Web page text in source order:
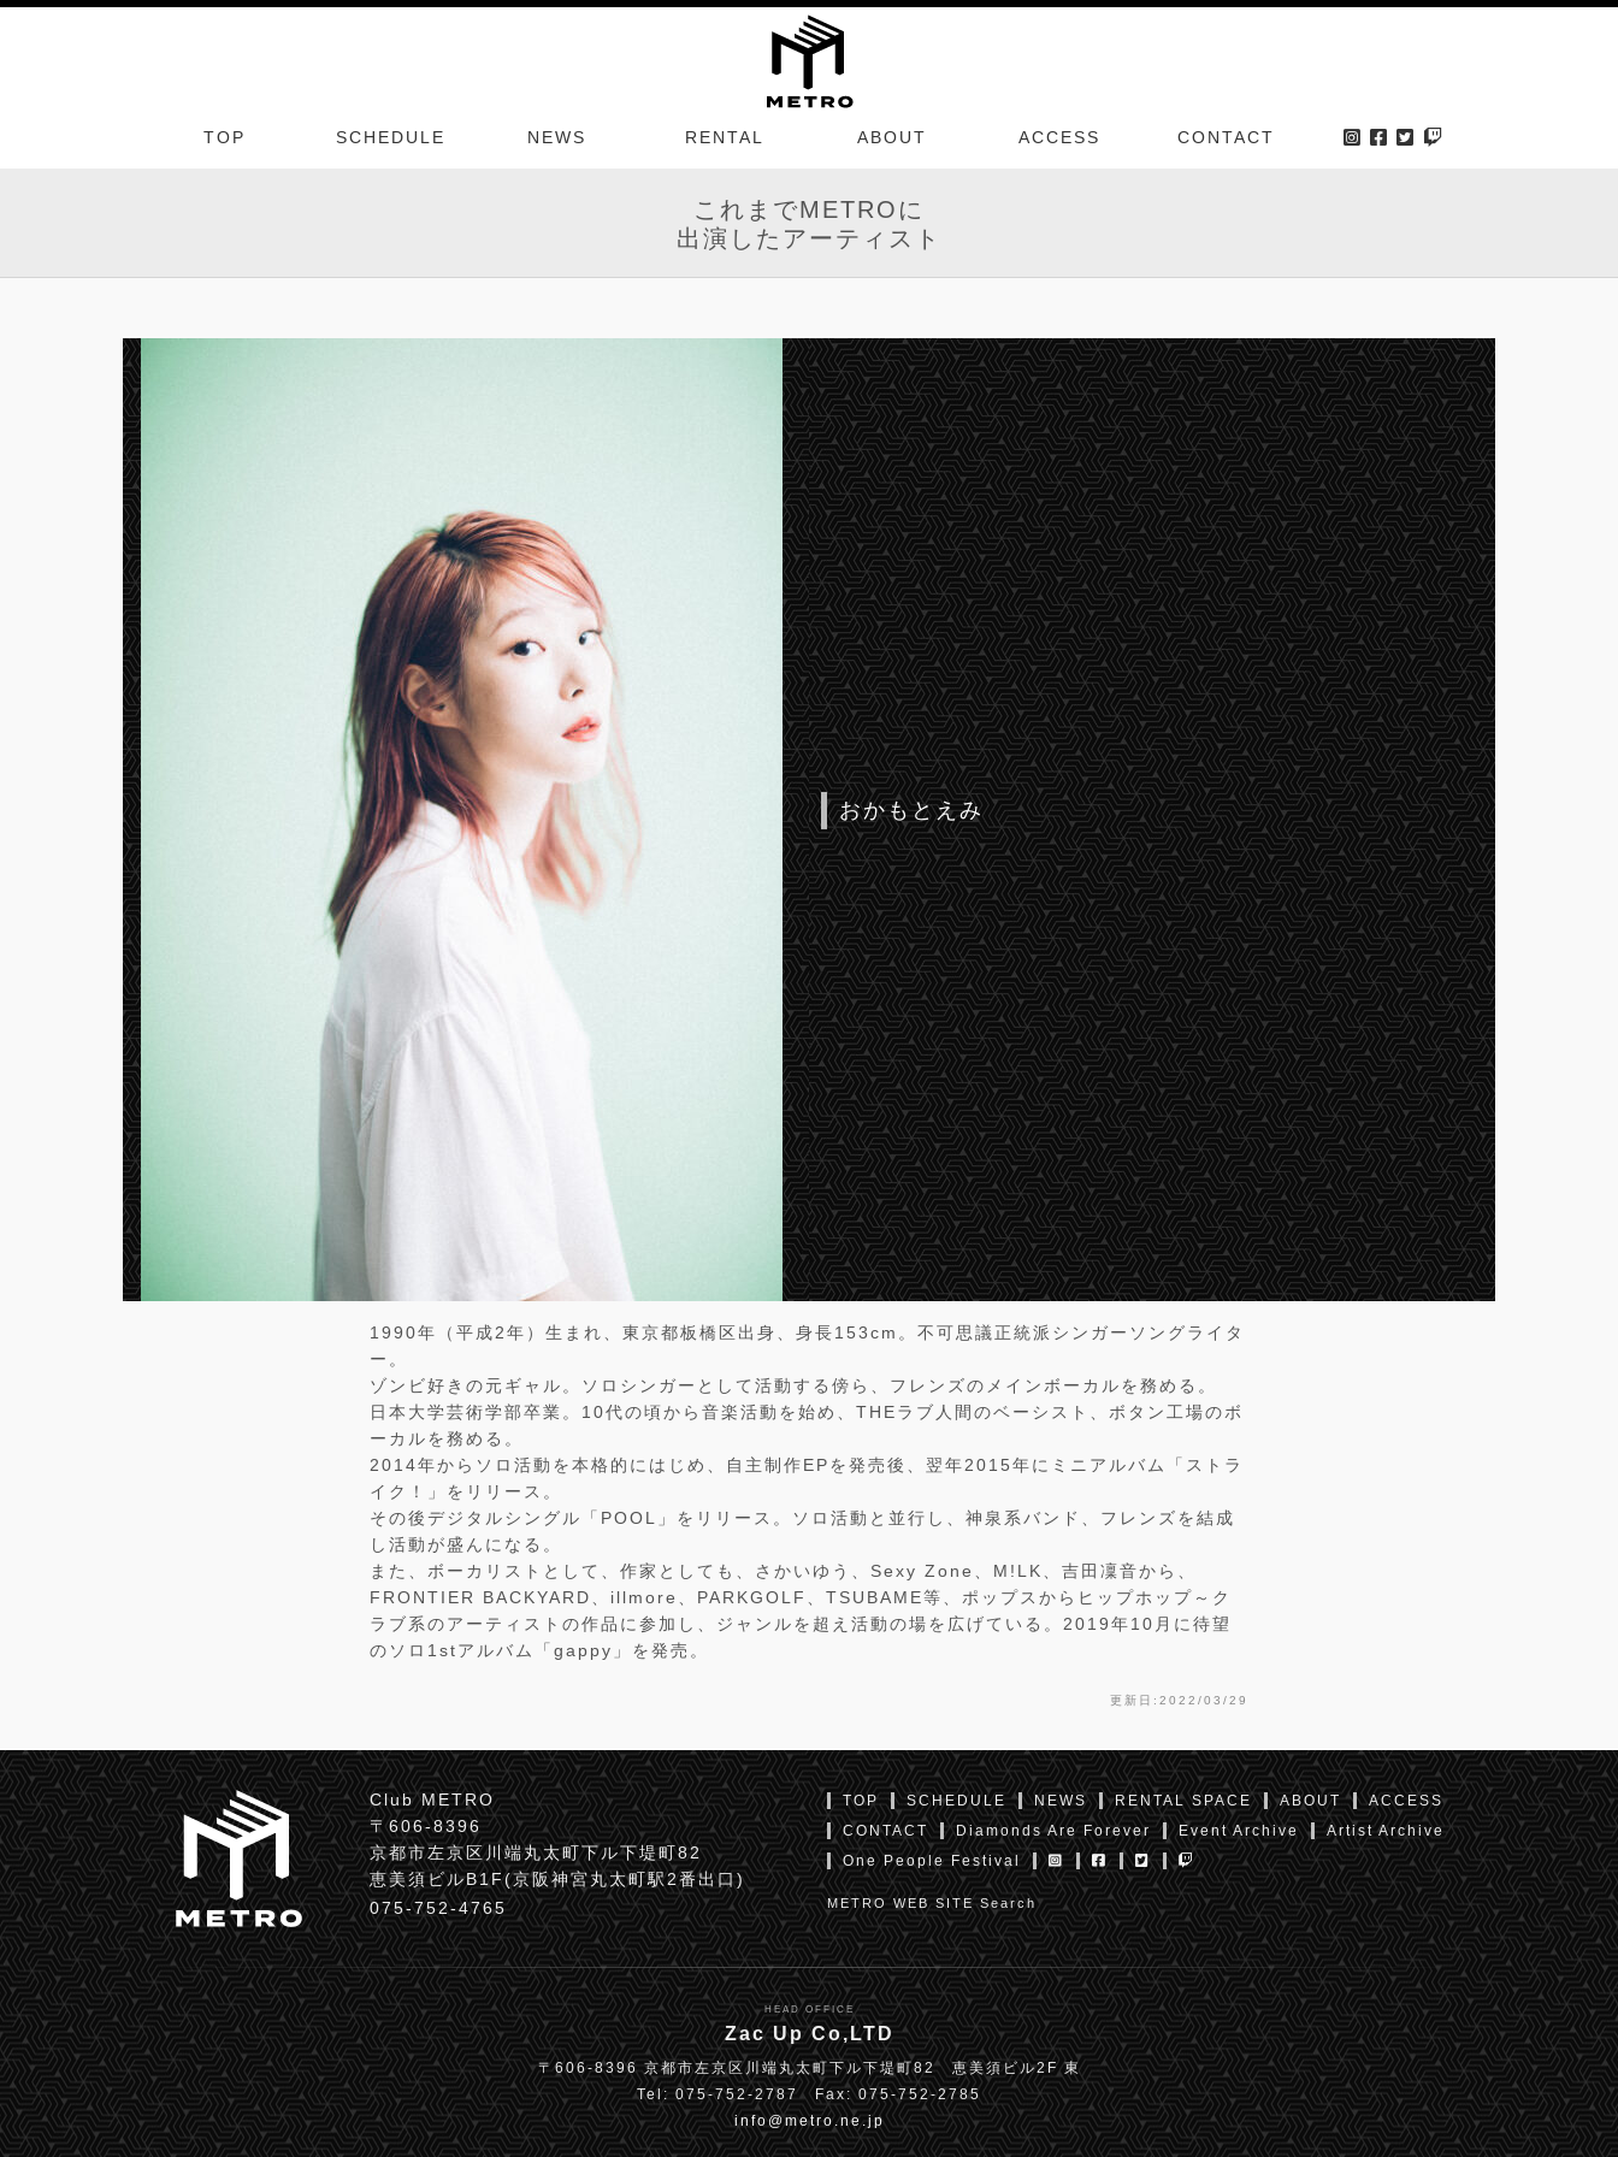
TOP SCHEDULE NEWS RENTAL ABOUT ACCESS CONTACT
これまでMETROに
出演したアーティスト
おかもとえみ
1990年（平成2年）生まれ、東京都板橋区出身、身長153cm。不可思議正統派シンガーソングライタ
ー。
ゾンビ好きの元ギャル。ソロシンガーとして活動する傍ら、フレンズのメインボーカルを務める。
日本大学芸術学部卒業。10代の頃から音楽活動を始め、THEラブ人間のベーシスト、ボタン工場のボ
ーカルを務める。
2014年からソロ活動を本格的にはじめ、自主制作EPを発売後、翌年2015年にミニアルバム「ストラ
イク！」をリリース。
その後デジタルシングル「POOL」をリリース。ソロ活動と並行し、神泉系バンド、フレンズを結成
し活動が盛んになる。
また、ボーカリストとして、作家としても、さかいゆう、Sexy Zone、M!LK、吉田凜音から、
FRONTIER BACKYARD、illmore、PARKGOLF、TSUBAME等、ポップスからヒップホップ～ク
ラブ系のアーティストの作品に参加し、ジャンルを超え活動の場を広げている。2019年10月に待望
のソロ1stアルバム「gappy」を発売。
更新日:2022/03/29
Club METRO
〒606-8396
京都市左京区川端丸太町下ル下堤町82
恵美須ビルB1F(京阪神宮丸太町駅2番出口)
075-752-4765
TOP SCHEDULE NEWS RENTAL SPACE ABOUT
ACCESS
CONTACT
Diamonds Are Forever Event Archive
Artist Archive
One People Festival
METRO WEB SITE Search
HEAD OFFICE
Zac Up Co,LTD
〒606-8396 京都市左京区川端丸太町下ル下堤町82 恵美須ビル2F 東
Tel: 075-752-2787 Fax: 075-752-2785
info@metro.ne.jp